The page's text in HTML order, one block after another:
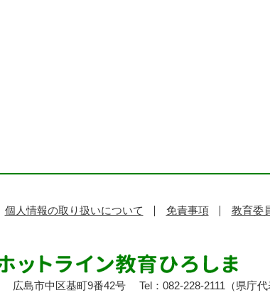
個人情報の取り扱いについて 免責事項 教育委
広島市中区基町9番42号 Tel：082-228-2111（県庁代